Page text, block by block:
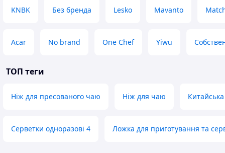
KNBK Без бренда Lesko Mavanto
Acar No brand One Chef Yiwu
ТОП теги
Ніж для пресованого чаю Ніж для чаю
Серветки одноразові 4 Ложка для приготування та